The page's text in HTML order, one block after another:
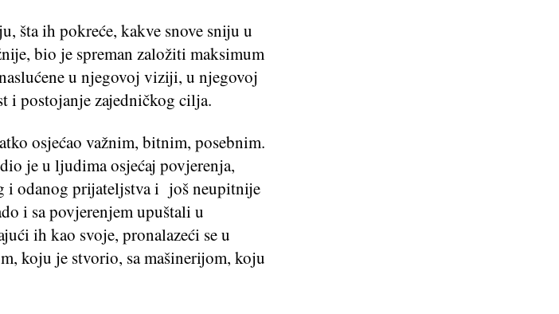
šta ih pokreće, kakve snove sniju u
bio je spreman založiti maksimum
u njegovoj viziji, u njegovoj
i postojanje zajedničkog cilja.
osjećao važnim, bitnim, posebnim.
je u ljudima osjećaj povjerenja,
i odanog prijateljstva i još neupitnije
i sa povjerenjem upuštali u
ih kao svoje, pronalazeći se u
koju je stvorio, sa mašinerijom, koju